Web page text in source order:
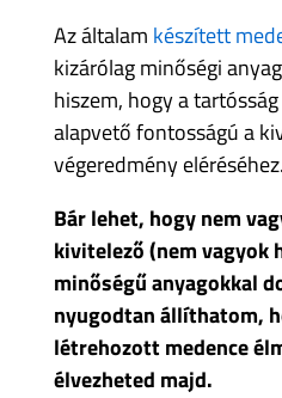
Az általam készített
kizárólag minőségi
hiszem, hogy a
alapvető fontosságú a
végeredmény eléréséhez.
Bár lehet, hogy nem
kivitelező (nem vagyok
minőségű anyagokkal
nyugodtan állíthatom,
létrehozott medence
élvezheted majd.